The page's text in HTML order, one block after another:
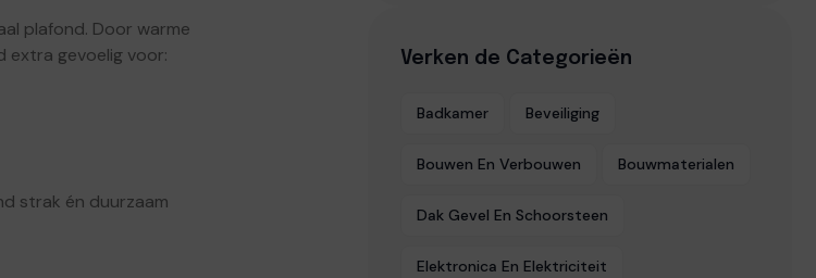
plafond. Door warme
extra gevoelig voor:
strak én duurzaam
Verken de Categorieën
Badkamer Beveiliging
Bouwen En Verbouwen Bouwmaterialen
Dak Gevel En Schoorsteen
Elektronica En Elektriciteit